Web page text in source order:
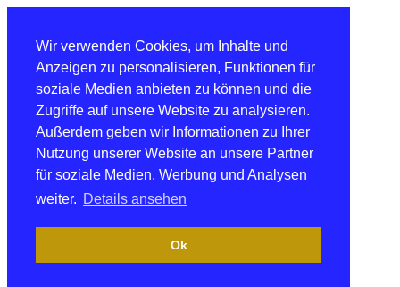
Wir verwenden Cookies, um Inhalte und
Anzeigen zu personalisieren, Funktionen für
soziale Medien anbieten zu können und die
Zugriffe auf unsere Website zu analysieren.
Außerdem geben wir Informationen zu Ihrer
Nutzung unserer Website an unsere Partner
für soziale Medien, Werbung und Analysen
weiter. Details ansehen
Ok